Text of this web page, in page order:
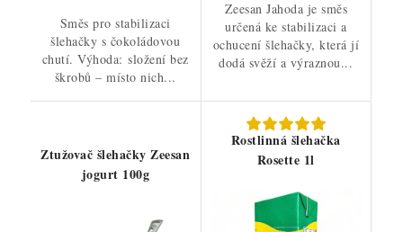
Směs pro stabilizaci
šlehačky s čokoládovou
chutí. Výhoda: složení bez
škrobů – místo nich...
Zeesan Jahoda je směs
určená ke stabilizaci a
ochucení šlehačky, která jí
dodá svěží a výraznou...
Ztužovač šlehačky Zeesan
jogurt 100g
Rostlinná šlehačka
Rosette 1l